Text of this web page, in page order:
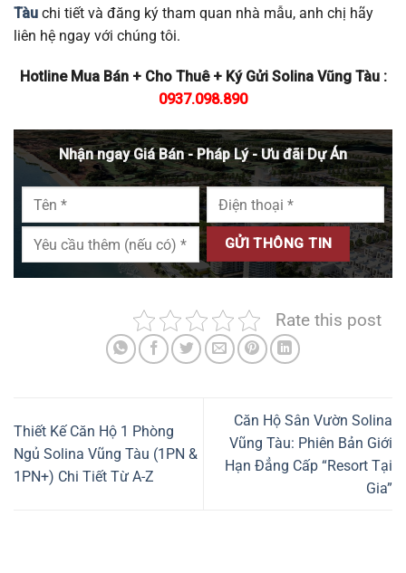
Tàu chi tiết và đăng ký tham quan nhà mẫu, anh chị hãy
liên hệ ngay với chúng tôi.
Hotline Mua Bán + Cho Thuê + Ký Gửi Solina Vũng Tàu :
0937.098.890
Nhận ngay Giá Bán - Pháp Lý - Ưu đãi Dự Án
Rate this post
Thiết Kế Căn Hộ 1 Phòng
Ngủ Solina Vũng Tàu (1PN &
1PN+) Chi Tiết Từ A-Z
Căn Hộ Sân Vườn Solina
Vũng Tàu: Phiên Bản Giới
Hạn Đẳng Cấp “Resort Tại
Gia”